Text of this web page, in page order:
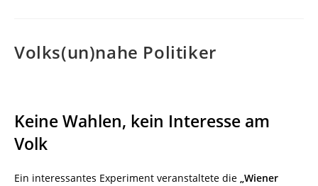
Volks(un)nahe Politiker
Keine Wahlen, kein Interesse am
Volk
Ein interessantes Experiment veranstaltete die „Wiener